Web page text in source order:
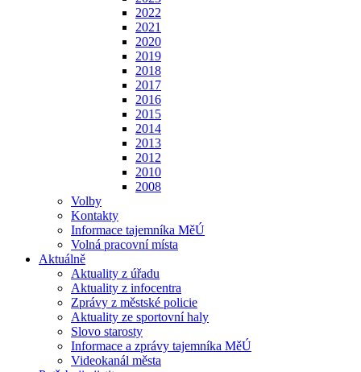
2022
2021
2020
2019
2018
2017
2016
2015
2014
2013
2012
2010
2008
Volby
Kontakty
Informace tajemníka MěÚ
Volná pracovní místa
Aktuálně
Aktuality z úřadu
Aktuality z infocentra
Zprávy z městské policie
Aktuality ze sportovní haly
Slovo starosty
Informace a zprávy tajemníka MěÚ
Videokanál města